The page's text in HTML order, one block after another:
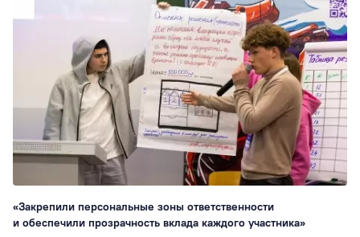
«Закрепили персональные зоны ответственности
и обеспечили прозрачность вклада каждого участника»